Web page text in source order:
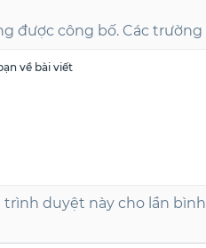
được công bố. Các
duyệt này cho lần